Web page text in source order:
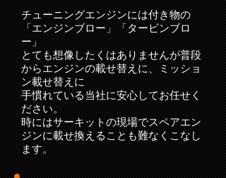
チューニングエンジンには付き物の
「エンジンブロー」「タービンブロ
ー」
とても想像したくはありませんが普段
からエンジンの載せ替えに、ミッショ
ン載せ替えに
手慣れている当社に安心してお任せく
ださい。
​時にはサーキットの現場でスペアエン
ジンに載せ換えることも難なくこなし
ます。